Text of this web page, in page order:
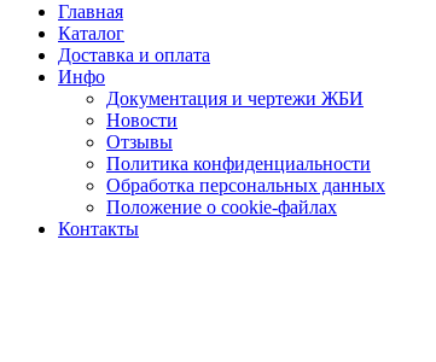
Главная
Каталог
Доставка и оплата
Инфо
Документация и чертежи ЖБИ
Новости
Отзывы
Политика конфиденциальности
Обработка персональных данных
Положение о cookie-файлах
Контакты